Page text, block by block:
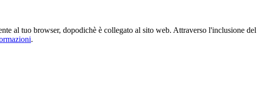
al tuo browser, dopodichè è collegato al sito web. Attraverso l'inclusione del
.